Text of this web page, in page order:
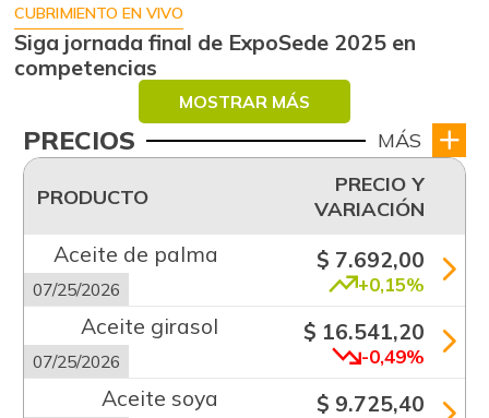
CUBRIMIENTO EN VIVO
Siga jornada final de ExpoSede 2025 en
competencias
MOSTRAR MÁS
PRECIOS MÁS
PRODUCTO
PRECIO Y
VARIACIÓN
Aceite de palma
07/25/2026
$ 7.692,00
+0,15%
Aceite girasol
07/25/2026
$ 16.541,20
-0,49%
Aceite soya $ 9.725,40